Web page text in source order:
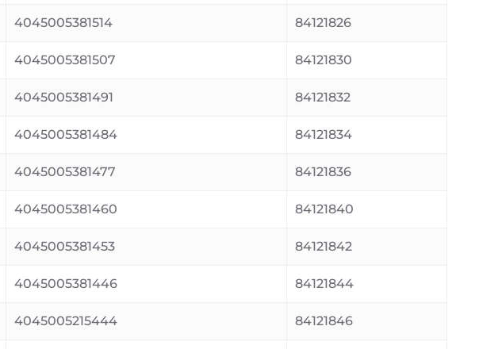
4045005381514 84121826
4045005381507 84121830
4045005381491 84121832
4045005381484 84121834
4045005381477 84121836
4045005381460 84121840
4045005381453 84121842
4045005381446 84121844
4045005215444 84121846